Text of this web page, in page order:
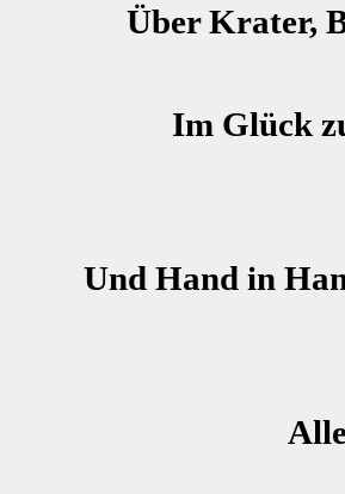
Über Krater,
Im Glück
Und Hand in